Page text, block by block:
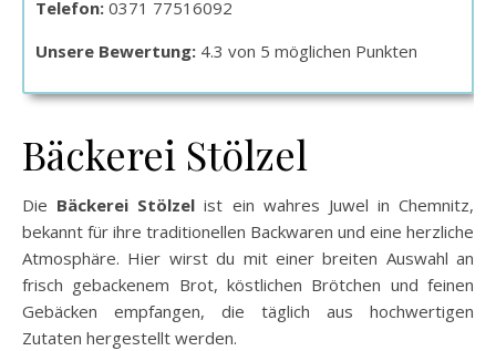
Telefon: 0371 77516092
Unsere Bewertung: 4.3 von 5 möglichen Punkten
Bäckerei Stölzel
Die Bäckerei Stölzel ist ein wahres Juwel in Chemnitz,
bekannt für ihre traditionellen Backwaren und eine herzliche
Atmosphäre. Hier wirst du mit einer breiten Auswahl an
frisch gebackenem Brot, köstlichen Brötchen und feinen
Gebäcken empfangen, die täglich aus hochwertigen
Zutaten hergestellt werden.